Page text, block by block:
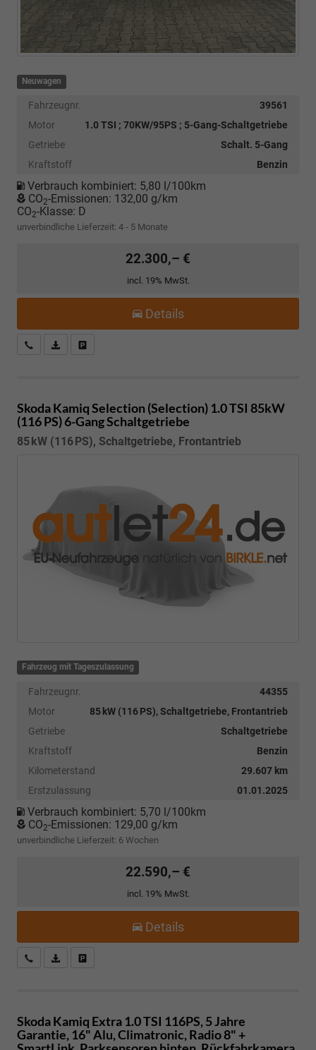
Neuwagen
Fahrzeugnr.
39561
Motor
1.0 TSI ; 70KW/95PS ; 5-Gang-Schaltgetriebe
Getriebe
Schalt. 5-Gang
Kraftstoff
Benzin
Verbrauch kombiniert: 5,80 l/100km
CO2-Emissionen: 132,00 g/km
CO2-Klasse: D
unverbindliche Lieferzeit: 4 - 5 Monate
22.300,– €
incl. 19% MwSt.
Details
Kostenloser Rückruf-Service
PDF-Datei, Fahrzeugexposé drucken
Skoda KamiqSelection (Selection) 1.0 TSI 85kW
(116 PS) 6-Gang Schaltgetriebe
85 kW (116 PS), Schaltgetriebe, Frontantrieb
Fahrzeug mit Tageszulassung
Fahrzeugnr.
44355
Motor
85 kW (116 PS), Schaltgetriebe, Frontantrieb
Getriebe
Schaltgetriebe
Kraftstoff
Benzin
Kilometerstand
29.607 km
Erstzulassung
01.01.2025
Verbrauch kombiniert: 5,70 l/100km
CO2-Emissionen: 129,00 g/km
unverbindliche Lieferzeit: 6 Wochen
22.590,– €
incl. 19% MwSt.
Details
Kostenloser Rückruf-Service
PDF-Datei, Fahrzeugexposé drucken
Skoda Kamiq Extra 1.0 TSI 116PS, 5 Jahre
Garantie, 16" Alu, Climatronic, Radio 8" +